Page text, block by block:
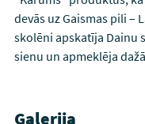
devās uz Gaismas pili –
skolēni apskatīja Dainu
sienu un apmeklēja
Galerija